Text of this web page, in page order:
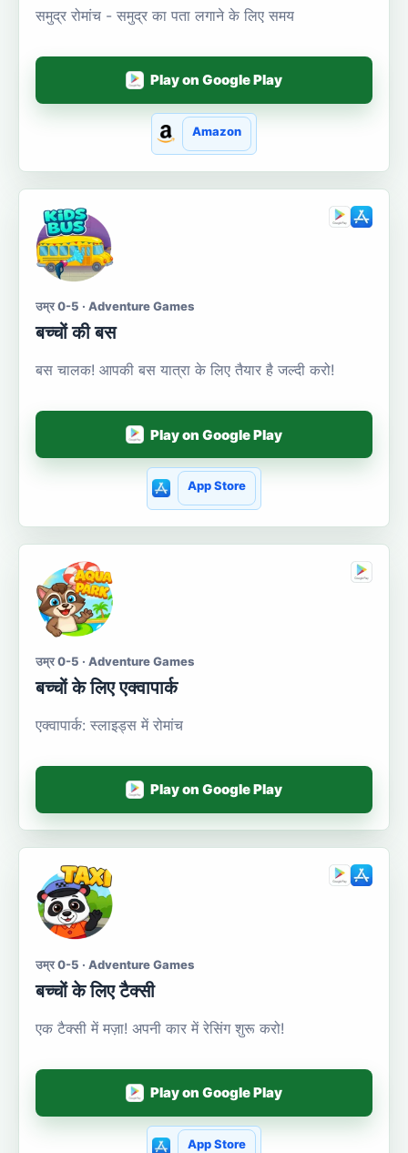
समुद्र रोमांच - समुद्र का पता लगाने के लिए समय
Play on Google Play
Amazon
उम्र 0-5 · Adventure Games
बच्चों की बस
बस चालक! आपकी बस यात्रा के लिए तैयार है जल्दी करो!
Play on Google Play
App Store
उम्र 0-5 · Adventure Games
बच्चों के लिए एक्वापार्क
एक्वापार्क: स्लाइड्स में रोमांच
Play on Google Play
उम्र 0-5 · Adventure Games
बच्चों के लिए टैक्सी
एक टैक्सी में मज़ा! अपनी कार में रेसिंग शुरू करो!
Play on Google Play
App Store